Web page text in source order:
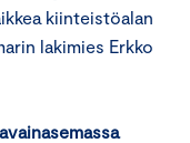
kiinteistöalan
lakimies Erkko